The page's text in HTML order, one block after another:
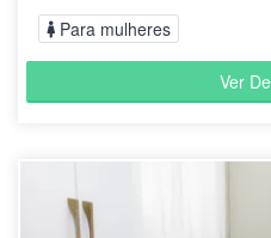
Para mulheres
Ver